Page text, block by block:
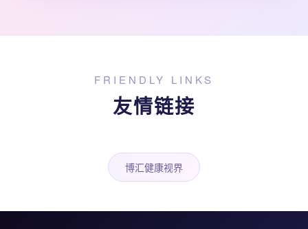
FRIENDLY LINKS
友情链接
博汇健康视界